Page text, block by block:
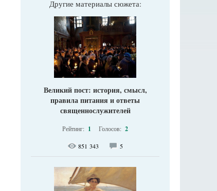
Другие материалы сюжета:
Великий пост: история, смысл,
правила питания и ответы
священнослужителей
Рейтинг: 1 Голосов: 2
851 343 5